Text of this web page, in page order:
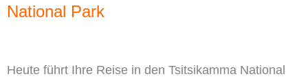
National Park
Heute führt Ihre Reise in den Tsitsikamma National